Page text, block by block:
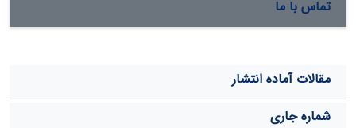
تماس با ما
مقالات آماده انتشار
شماره جاری